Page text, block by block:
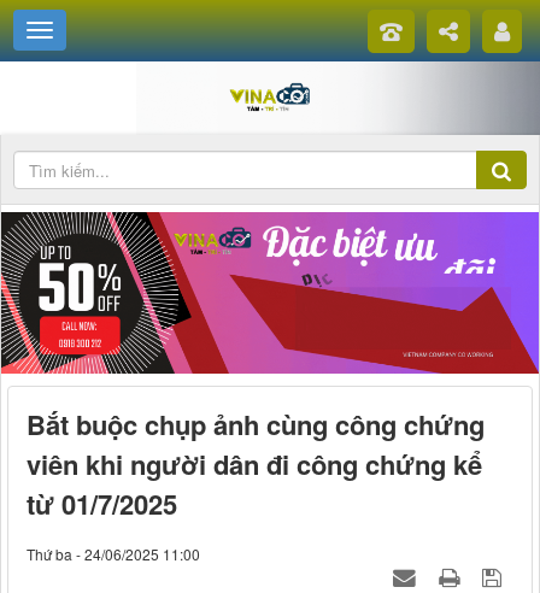
Bắt buộc chụp ảnh cùng công chứng
viên khi người dân đi công chứng kể
từ 01/7/2025
Thứ ba - 24/06/2025 11:00